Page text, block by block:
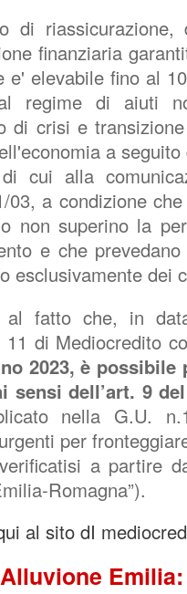
di
finanziaria
e' elevabile fino al
regime di aiuti
di crisi e
a
cui alla
03, a condizione
non superino la
e che
esclusivamente dei
al fatto che, in
11 di Mediocredito
2023, è
sensi dell’art. 9
nella G.U.
per
a partire
Romagna”).
al sito dI